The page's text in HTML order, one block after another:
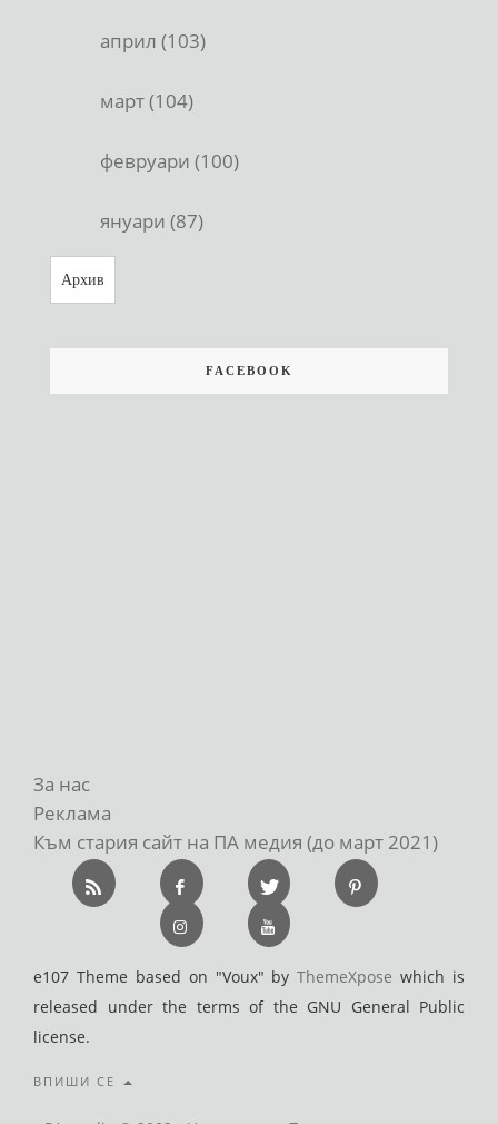
април (103)
март (104)
февруари (100)
януари (87)
Архив
FACEBOOK
За нас
Реклама
Към стария сайт на ПА медия (до март 2021)
e107 Theme based on "Voux" byThemeXpose which is
released under the terms of the GNU General Public
license.
ВПИШИ СЕ